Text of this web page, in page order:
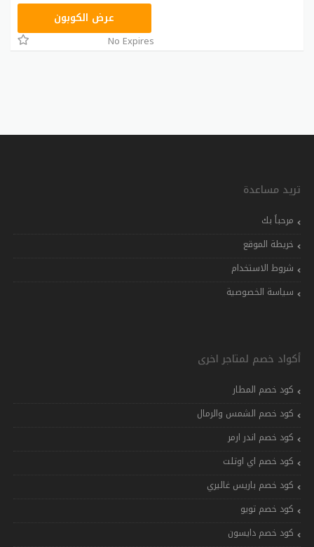
عرض الكوبون
No Expires
تريد مساعدة
مرحباً بك
خريطة الموقع
شروط الاستخدام
سياسة الخصوصية
أكواد خصم لمتاجر اخرى
كود خصم المطار
كود خصم الشمس والرمال
كود خصم اندر ارمر
كود خصم اي اوتلت
كود خصم باريس غاليري
كود خصم تويو
كود خصم دايسون